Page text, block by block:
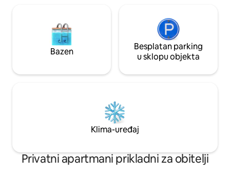
Bazen
Besplatan parking
u sklopu objekta
Klima-uređaj
Privatni apartmani prikladni za obitelji